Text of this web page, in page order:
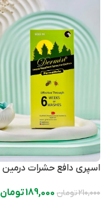
اسپری دافع حشرات درمین 60 میلی لیتر
210,000تومان 189,000تومان